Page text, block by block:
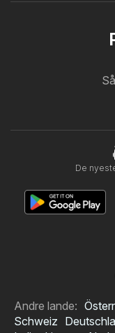
De
Andre lande:
Schweiz